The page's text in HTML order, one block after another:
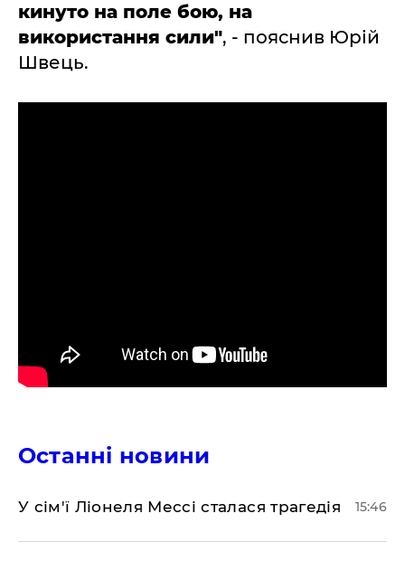
кинуто на поле бою, на
використання сили", - пояснив Юрій
Швець.
Останні новини
У сім'ї Ліонеля Мессі сталася трагедія 15:46